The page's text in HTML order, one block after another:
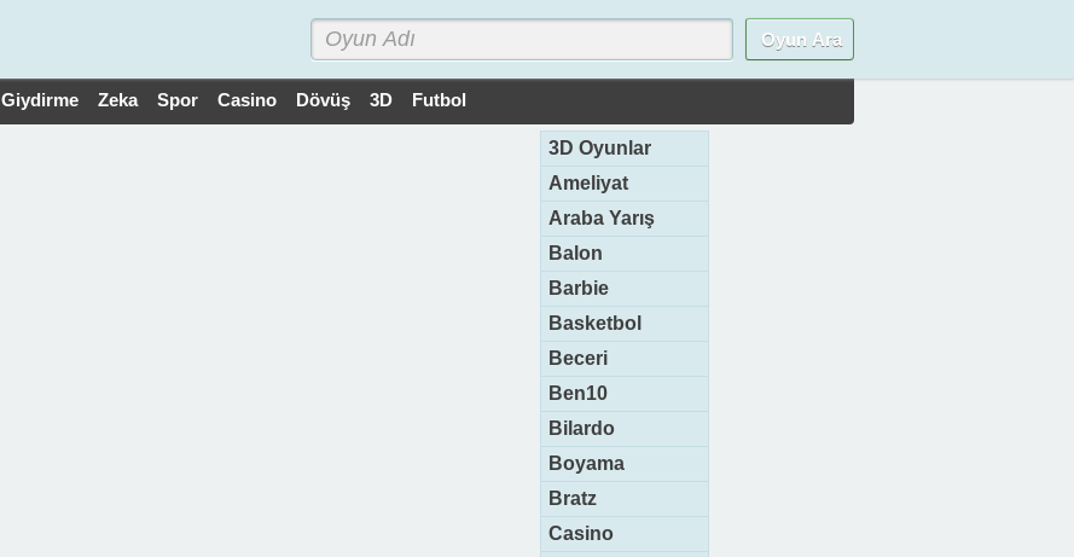
Giydirme Zeka Spor Casino Dövüş 3D Futbol
3D Oyunlar
Ameliyat
Araba Yarış
Balon
Barbie
Basketbol
Beceri
Ben10
Bilardo
Boyama
Bratz
Casino